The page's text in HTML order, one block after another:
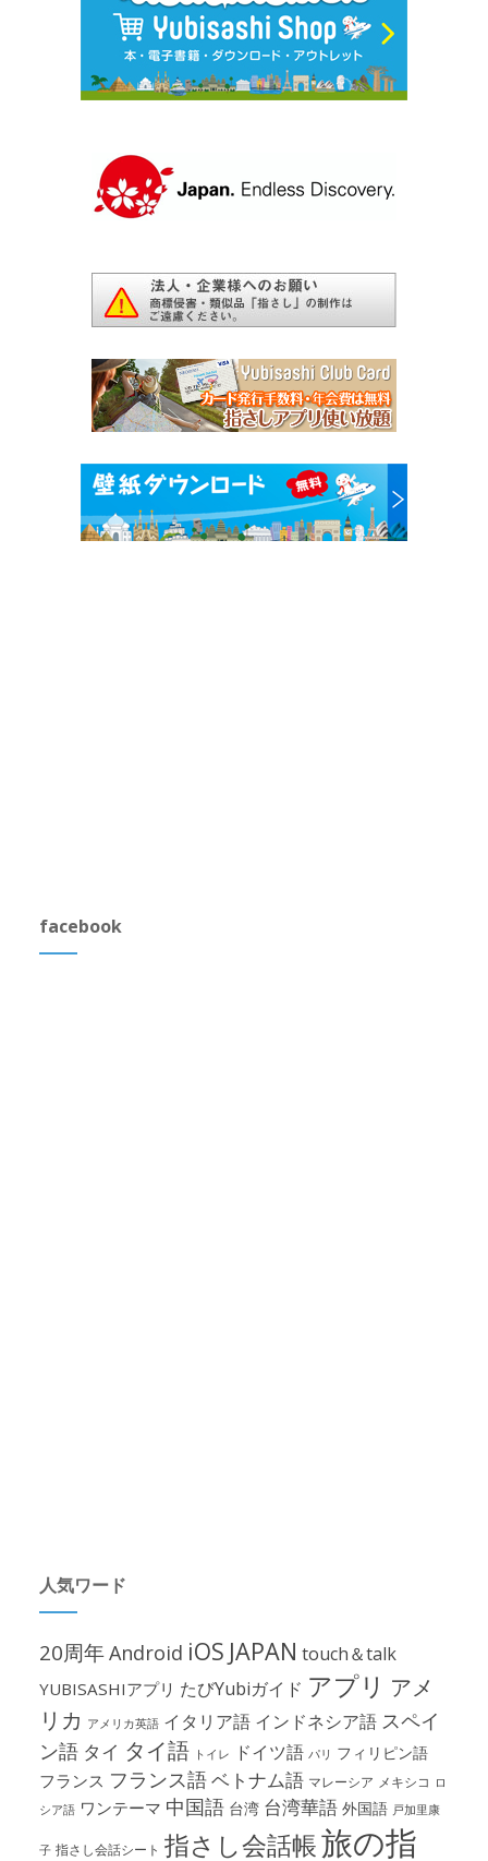
facebook
人気ワード
20周年Android iOS JAPAN touch＆talk
YUBISASHIアプリ たびYubiガイド アプリ アメ
リカ アメリカ英語 イタリア語 インドネシア語 スペイ
ン語 タイ タイ語 トイレ ドイツ語 パリ フィリピン語
フランス フランス語ベトナム語 マレーシア メキシコ ロ
シア語 ワンテーマ 中国語 台湾 台湾華語 外国語 戸加里康
子 指さし会話シート 指さし会話帳旅の指